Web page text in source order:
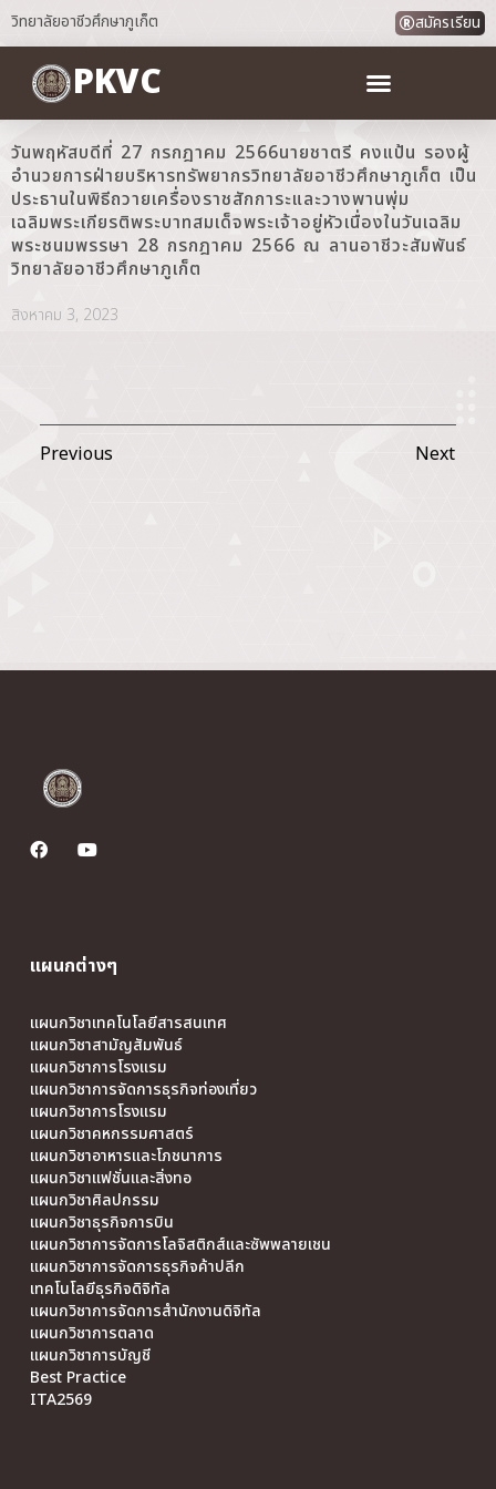
วิทยาลัยอาชีวศึกษาภูเก็ต สมัครเรียน
PKVC
วันพฤหัสบดีที่ 27 กรกฎาคม 2566นายชาตรี คงแป้น รองผู้
อำนวยการฝ่ายบริหารทรัพยากรวิทยาลัยอาชีวศึกษาภูเก็ต เป็น
ประธานในพิธีถวายเครื่องราชสักการะและวางพานพุ่ม
เฉลิมพระเกียรติพระบาทสมเด็จพระเจ้าอยู่หัวเนื่องในวันเฉลิม
พระชนมพรรษา 28 กรกฎาคม 2566 ณ ลานอาชีวะสัมพันธ์
วิทยาลัยอาชีวศึกษาภูเก็ต
สิงหาคม 3, 2023
Previous Next
แผนกต่างๆ
แผนกวิชาเทคโนโลยีสารสนเทศ
แผนกวิชาสามัญสัมพันธ์
แผนกวิชาการโรงแรม
แผนกวิชาการจัดการธุรกิจท่องเที่ยว
แผนกวิชาการโรงแรม
แผนกวิชาคหกรรมศาสตร์
แผนกวิชาอาหารและโภชนาการ
แผนกวิชาแฟชั่นและสิ่งทอ
แผนกวิชาศิลปกรรม
แผนกวิชาธุรกิจการบิน
แผนกวิชาการจัดการโลจิสติกส์และซัพพลายเชน
แผนกวิชาการจัดการธุรกิจค้าปลีก
เทคโนโลยีธุรกิจดิจิทัล
แผนกวิชาการจัดการสำนักงานดิจิทัล
แผนกวิชาการตลาด
แผนกวิชาการบัญชี
Best Practice
ITA2569